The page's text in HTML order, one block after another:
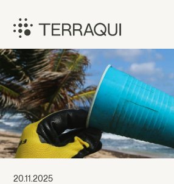
content
Terraqui
20.11.2025